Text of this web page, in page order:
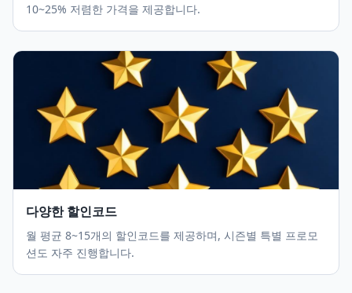
10~25% 저렴한 가격을 제공합니다.
다양한 할인코드
월 평균 8~15개의 할인코드를 제공하며, 시즌별 특별 프로모
션도 자주 진행합니다.